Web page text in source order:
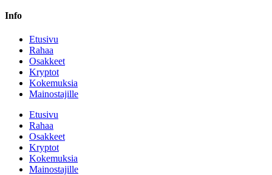
Info
Etusivu
Rahaa
Osakkeet
Kryptot
Kokemuksia
Mainostajille
Etusivu
Rahaa
Osakkeet
Kryptot
Kokemuksia
Mainostajille